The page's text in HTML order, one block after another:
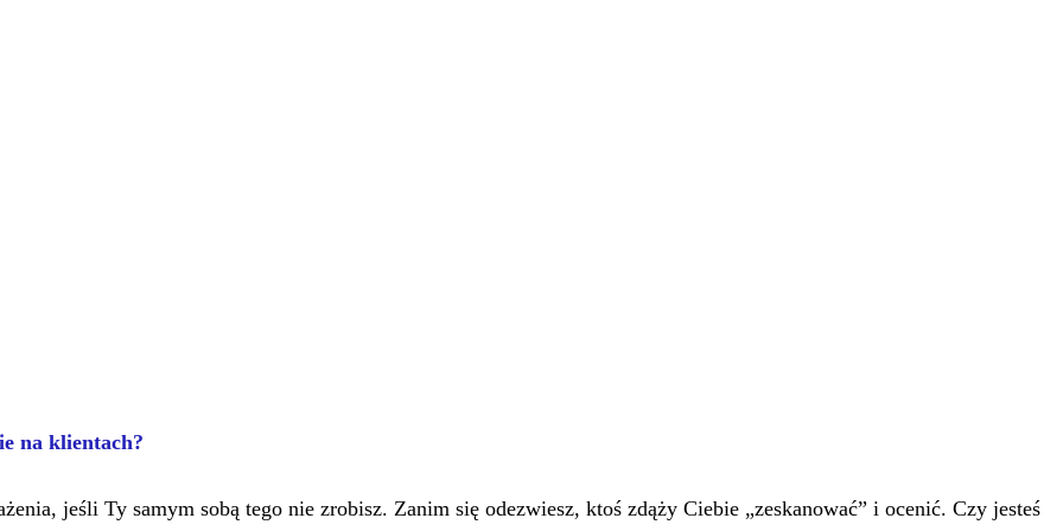
na klientach?
jeśli Ty samym sobą tego nie zrobisz. Zanim się odezwiesz, ktoś zdąży Ciebie „zeskanować” i ocenić. Czy jesteś